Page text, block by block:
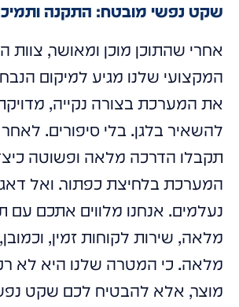
שקט נפשי מובטח: התקנה
אחרי שהתוכן מוכן ומאושר, צוות
המקצועי שלנו מגיע למיקום
את המערכת בצורה נקייה,
להשאיר בלגן. בלי סיפורים.
תקבלו הדרכה מלאה ופשוטה
המערכת בלחיצת כפתור. ואל
נעלמים. אנחנו מלווים אתכם עם
מלאה, שירות לקוחות זמין,
מלאה. כי המטרה שלנו היא לא
מוצר, אלא להבטיח לכם שקט